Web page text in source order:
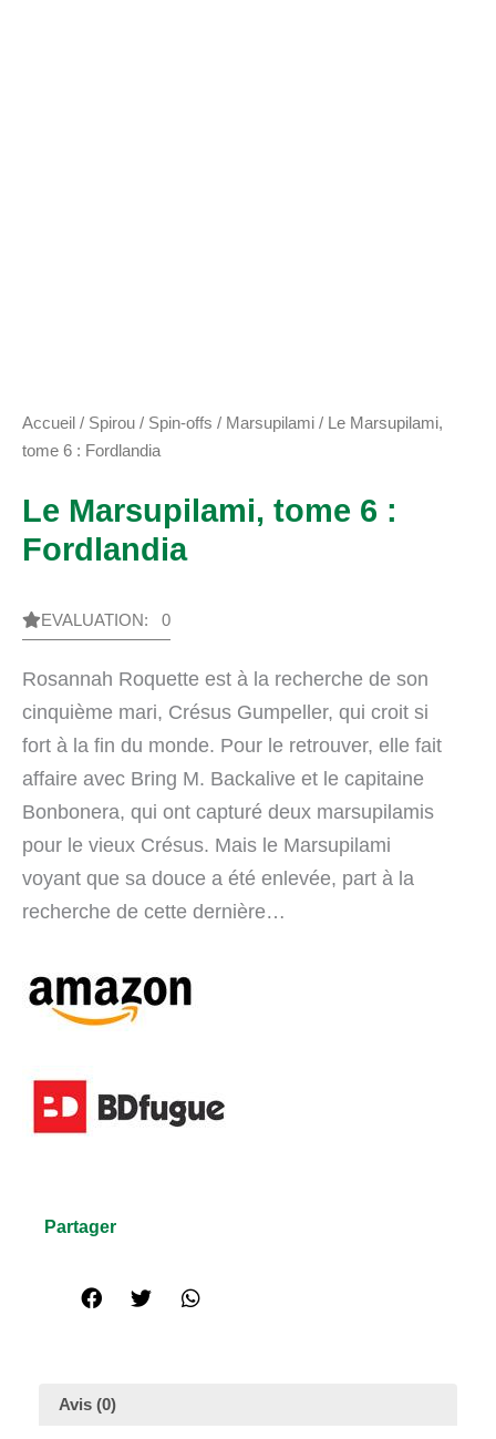
Accueil / Spirou / Spin-offs / Marsupilami / Le Marsupilami,
tome 6 : Fordlandia
Le Marsupilami, tome 6 :
Fordlandia
EVALUATION: 0
Rosannah Roquette est à la recherche de son
cinquième mari, Crésus Gumpeller, qui croit si
fort à la fin du monde. Pour le retrouver, elle fait
affaire avec Bring M. Backalive et le capitaine
Bonbonera, qui ont capturé deux marsupilamis
pour le vieux Crésus. Mais le Marsupilami
voyant que sa douce a été enlevée, part à la
recherche de cette dernière…
Partager
Avis (0)